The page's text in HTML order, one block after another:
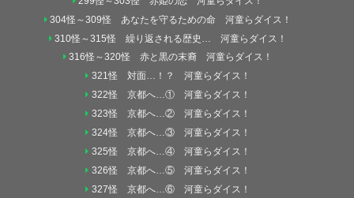
304怪～309怪 あなたを守るための命 河童らダイス！
310怪～315怪 繰り返される歴史… 河童らダイス！
316怪～320怪 赤と黒の末裔 河童らダイス！
321怪 対面…！？ 河童らダイス！
322怪 京都へ…① 河童らダイス！
323怪 京都へ…② 河童らダイス！
324怪 京都へ…③ 河童らダイス！
325怪 京都へ…④ 河童らダイス！
326怪 京都へ…⑤ 河童らダイス！
327怪 京都へ…⑥ 河童らダイス！